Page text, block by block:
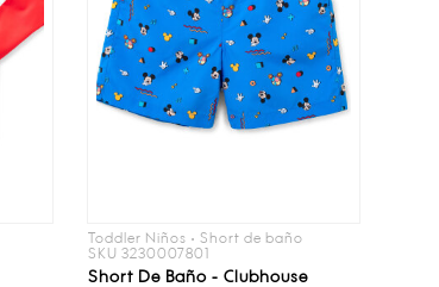
Toddler Niños • Short de baño
SKU 3230007801
Short De Baño - Clubhouse